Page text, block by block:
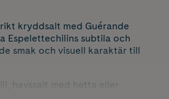
kryddsalt med Guérande
Espelettechilins subtila och
smak och visuell karaktär till
havssalt med hetta eller